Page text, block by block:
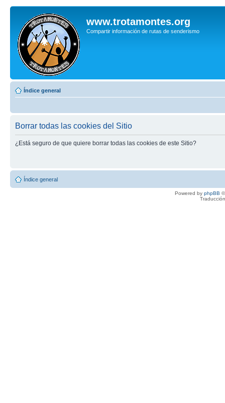
www.trotamontes.org
Compartir información de rutas de senderismo
Índice general
Borrar todas las cookies del Sitio
¿Está seguro de que quiere borrar todas las cookies de este Sitio?
Índice general
Powered by phpBB